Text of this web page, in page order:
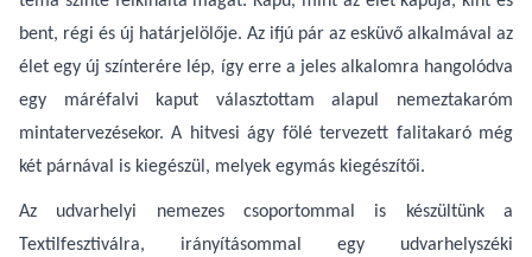
bent, régi és új határjelölője. Az ifjú pár az esküvő alkalmával az
élet egy új színterére lép, így erre a jeles alkalomra hangolódva
egy máréfalvi kaput választottam alapul nemeztakaróm
mintatervezésekor. A hitvesi ágy fölé tervezett falitakaró még
két párnával is kiegészül, melyek egymás kiegészítői.
Az udvarhelyi nemezes csoportommal is készültünk a
Textilfesztiválra, irányításommal egy udvarhelyszéki